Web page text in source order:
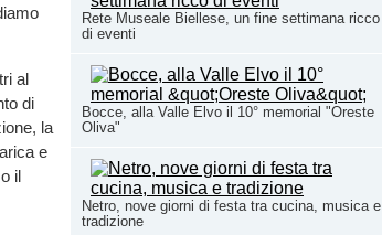
Rete Museale Biellese, un fine settimana ricco
di eventi
Bocce, alla Valle Elvo il 10° memorial "Oreste
Oliva"
Netro, nove giorni di festa tra cucina, musica e
tradizione
al
di
la
e
il